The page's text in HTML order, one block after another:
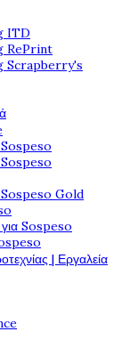
ITD
RePrint
Scrapberry's
Sospeso
Sospeso
Sospeso Gold
Sospeso
| Εργαλεία